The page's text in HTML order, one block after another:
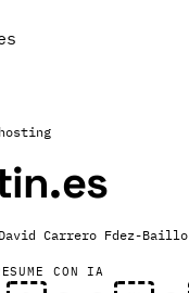
Carrero Fdez-Baillo
CON IA